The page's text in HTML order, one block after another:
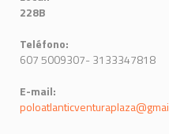
228B
Teléfono:
607 5009307- 3133347818
E-mail: